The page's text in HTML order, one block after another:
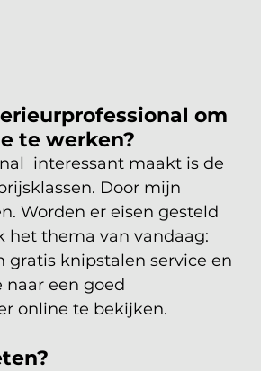
om
te werken?
interessant maakt is de
Door mijn
Worden er eisen gesteld
het thema van vandaag:
gratis knipstalen service en
een goed
online te bekijken.